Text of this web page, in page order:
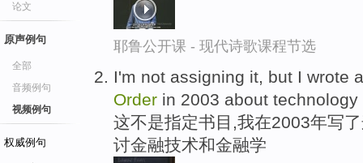
论文
原声例句
全部
音频例句
视频例句
权威例句
耶鲁公开课 - 现代诗歌课程节选
I'm not assigning it, but I wrote
Order in 2003 about
这不是指定书目,我在2003年写
讨金融技术和金融学